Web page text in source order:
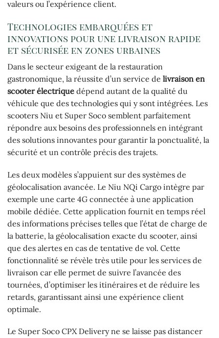
valeurs ou l’expérience client.
Technologies embarquées et
innovations pour une livraison rapide
et sécurisée en zones urbaines
Dans le secteur exigeant de la restauration
gastronomique, la réussite d’un service de livraison en
scooter électrique dépend autant de la qualité du
véhicule que des technologies qui y sont intégrées. Les
scooters Niu et Super Soco semblent parfaitement
répondre aux besoins des professionnels en intégrant
des solutions innovantes pour garantir la ponctualité, la
sécurité et un contrôle précis des trajets.
Les deux modèles s’appuient sur des systèmes de
géolocalisation avancée. Le Niu NQi Cargo intègre par
exemple une carte 4G connectée à une application
mobile dédiée. Cette application fournit en temps réel
des informations précises telles que l’état de charge de
la batterie, la géolocalisation exacte du scooter, ainsi
que des alertes en cas de tentative de vol. Cette
fonctionnalité se révèle très utile pour les services de
livraison car elle permet de suivre l’avancée des
tournées, d’optimiser les itinéraires et de réduire les
retards, garantissant ainsi une expérience client
optimale.
Le Super Soco CPX Delivery ne se laisse pas distancer